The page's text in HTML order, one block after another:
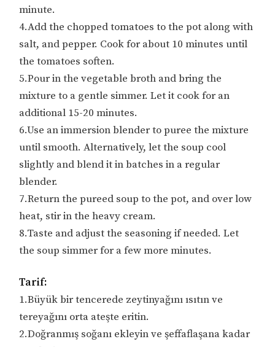
minute.
4.Add the chopped tomatoes to the pot along with
salt, and pepper. Cook for about 10 minutes until
the tomatoes soften.
5.Pour in the vegetable broth and bring the
mixture to a gentle simmer. Let it cook for an
additional 15-20 minutes.
6.Use an immersion blender to puree the mixture
until smooth. Alternatively, let the soup cool
slightly and blend it in batches in a regular
blender.
7.Return the pureed soup to the pot, and over low
heat, stir in the heavy cream.
8.Taste and adjust the seasoning if needed. Let
the soup simmer for a few more minutes.
Tarif:
1.Büyük bir tencerede zeytinyağını ısıtın ve
tereyağını orta ateşte eritin.
2.Doğranmış soğanı ekleyin ve şeffaflaşana kadar